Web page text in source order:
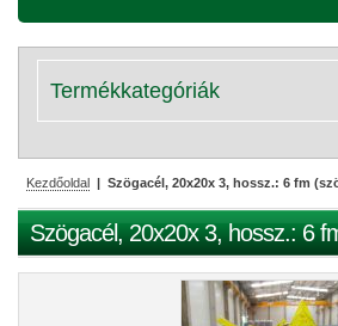
Termékkategóriák
Kezdőoldal | Szögacél, 20x20x 3, hossz.: 6 fm
Szögacél, 20x20x 3, hossz.: 6